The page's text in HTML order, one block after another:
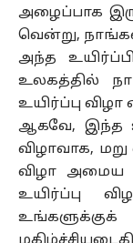
அழைப்பாக
வென்று,
அந்த
உலகத்தில்
உயிர்ப்பு
ஆகவே, இந்த
விழாவாக,
விழா அமைய
உயிர்ப்பு